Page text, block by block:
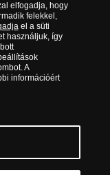
Cégjegyzékszám: 01-09-
elfogadja, hogy
felekkel,
el a süti
használjuk, így
A
információért